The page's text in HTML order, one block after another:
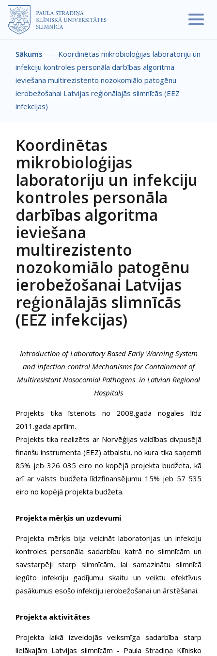
Pārlekt uz galveno saturu
Atpakaļceļš
Sākums -
Koordinētas mikrobioloģijas laboratoriju un
infekciju kontroles personāla darbības algoritma
ieviešana multirezistento nozokomiālo patogēnu
ierobežošanai Latvijas reģionālajās slimnīcās (EEZ
infekcijas)
Koordinētas
mikrobioloģijas
laboratoriju un infekciju
kontroles personāla
darbības algoritma
ieviešana
multirezistento
nozokomiālo patogēnu
ierobežošanai Latvijas
reģionālajās slimnīcās
(EEZ infekcijas)
Introduction of Laboratory Based Early Warning System
and Infection control Mechanisms for Containment of
Multiresistant Nosocomial Pathogens in Latvian Regional
Hospitals
Projekts tika īstenots no 2008.gada nogales līdz
2011.gada aprīlim.
Projekts tika realizēts ar Norvēģijas valdības divpusējā
finanšu instrumenta (EEZ) atbalstu, no kura tika saņemti
85% jeb 326 035 eiro no kopējā projekta budžeta, kā
arī ar valsts budžeta līdzfinansējumu 15% jeb 57 535
eiro no kopējā projekta budžeta.
Projekta mērķis un uzdevumi
Projekta mērķis bija veicināt laboratorijas un infekciju
kontroles personāla sadarbību katrā no slimnīcām un
savstarpēji starp slimnīcām, lai samazinātu slimnīcā
iegūto infekciju gadījumu skaitu un veiktu efektīvus
pasākumus esošo infekciju ierobežošanai un ārstēšanai.
Projekta aktivitātes
Projekta laikā izveidojās veiksmīga sadarbība starp
lielākajām Latvijas slimnīcām - Paula Stradiņa Klīnisko